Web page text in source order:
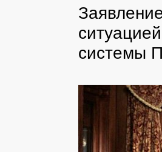
системы